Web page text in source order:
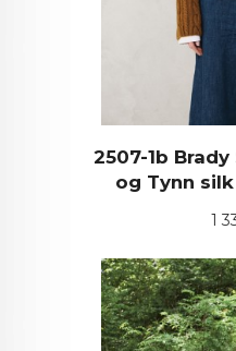
2507-1b
og Tynn
1